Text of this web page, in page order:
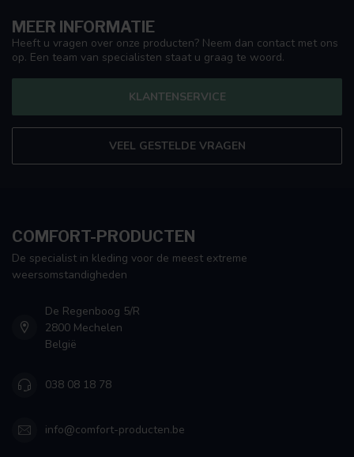
MEER INFORMATIE
Heeft u vragen over onze producten? Neem dan contact met ons
op. Een team van specialisten staat u graag te woord.
KLANTENSERVICE
VEEL GESTELDE VRAGEN
COMFORT-PRODUCTEN
De specialist in kleding voor de meest extreme
weersomstandigheden
De Regenboog 5/R
2800 Mechelen
België
038 08 18 78
info@comfort-producten.be